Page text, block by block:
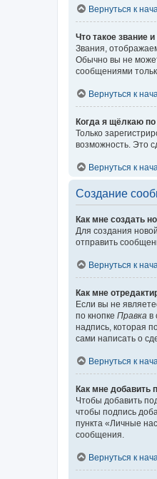
Вернуться к
Что такое звание
Звания,
Обычно вы не
сообщениями
Вернуться к
Когда я щёлкаю
Только
возможность. Это
Вернуться к
Создание
Как мне создать
Для создания
отправить
Вернуться к
Как мне
Если вы не
по кнопке Правка в
надпись, которая
сами написать о
Вернуться к
Как мне добавить
Чтобы добавить
чтобы подпись
пункта «Личные
сообщения.
Вернуться к